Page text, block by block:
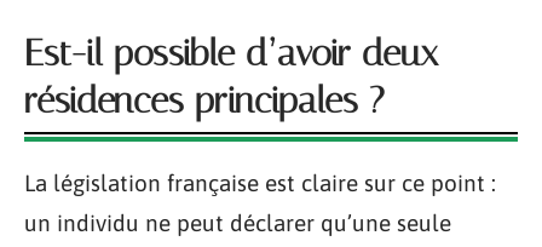
Est-il possible d’avoir deux
résidences principales ?
La législation française est claire sur ce point :
un individu ne peut déclarer qu’une seule